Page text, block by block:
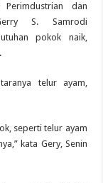
dan
S. Samrodi
pokok naik,
telur ayam,
seperti telur ayam
kata Gery, Senin